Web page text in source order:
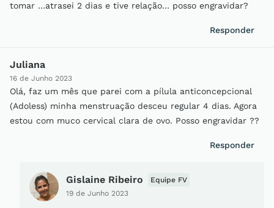
tomar …atrasei 2 dias e tive relação… posso engravidar?
Responder
Juliana
16 de Junho 2023
Olá, faz um mês que parei com a pílula anticoncepcional
(Adoless) minha menstruação desceu regular 4 dias. Agora
estou com muco cervical clara de ovo. Posso engravidar ??
Responder
Gislaine Ribeiro
19 de Junho 2023
Equipe FV